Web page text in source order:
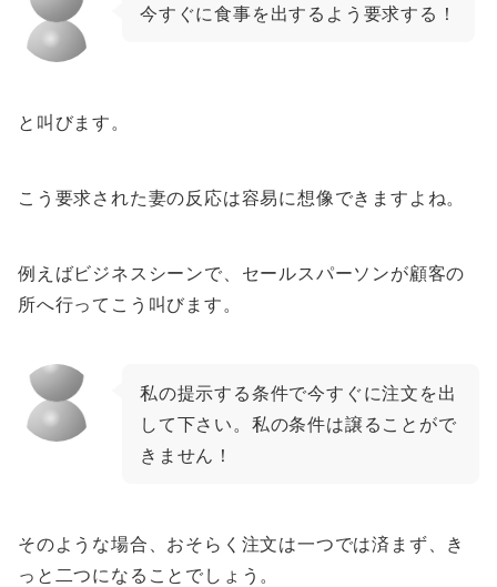
今すぐに食事を出するよう要求する！
と叫びます。
こう要求された妻の反応は容易に想像できますよね。
例えばビジネスシーンで、セールスパーソンが顧客の
所へ行ってこう叫びます。
私の提示する条件で今すぐに注文を出
して下さい。私の条件は譲ることがで
きません！
そのような場合、おそらく注文は一つでは済まず、き
っと二つになることでしょう。